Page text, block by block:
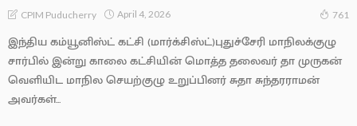
CPIM Puducherry April 4, 2026 761
இந்திய கம்யூனிஸ்ட் கட்சி (மார்க்சிஸ்ட்)புதுச்சேரி மாநிலக்குழு
சார்பில் இன்று காலை கட்சியின் மொத்த தலைவர் தா முருகன்
வெளியிட மாநில செயற்குழு உறுப்பினர் சுதா சுந்தரராமன்
அவர்கள்...